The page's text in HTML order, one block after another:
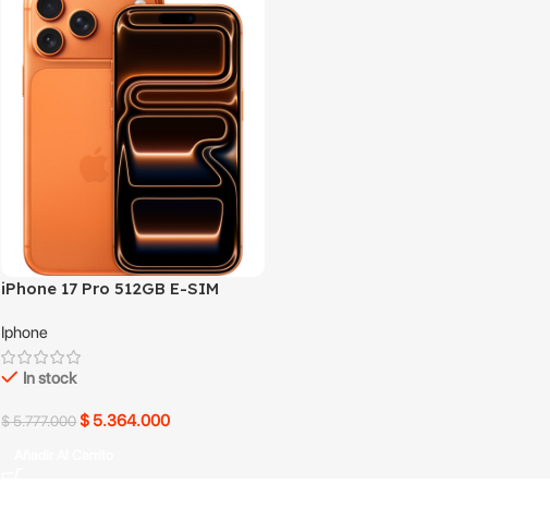
iPhone 17 Pro 512GB E-SIM
Iphone
In stock
$5.777.000 $ 5.364.000